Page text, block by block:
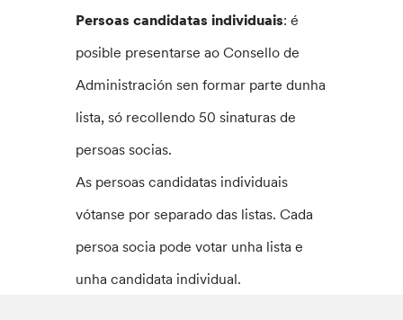
Persoas candidatas individuais: é
posible presentarse ao Consello de
Administración sen formar parte dunha
lista, só recollendo 50 sinaturas de
persoas socias.
As persoas candidatas individuais
vótanse por separado das listas. Cada
persoa socia pode votar unha lista e
unha candidata individual.